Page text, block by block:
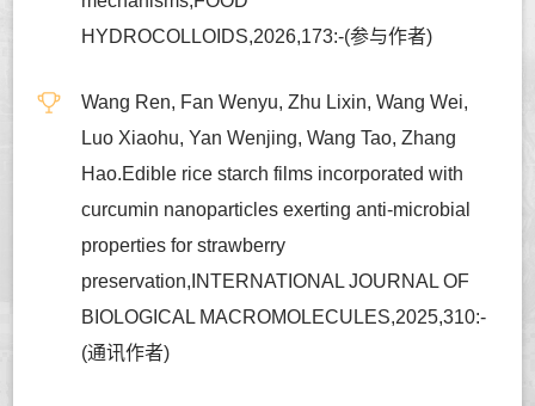
HYDROCOLLOIDS,2026,173:-(参与作者)
Wang Ren, Fan Wenyu, Zhu Lixin, Wang Wei,
Luo Xiaohu, Yan Wenjing, Wang Tao, Zhang
Hao.Edible rice starch films incorporated with
curcumin nanoparticles exerting anti-microbial
properties for strawberry
preservation,INTERNATIONAL JOURNAL OF
BIOLOGICAL MACROMOLECULES,2025,310:-
(通讯作者)